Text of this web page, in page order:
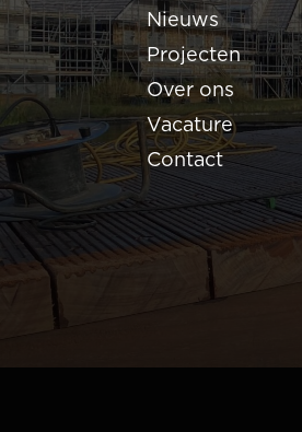
Nieuws
Projecten
Over ons
Vacature
Contact